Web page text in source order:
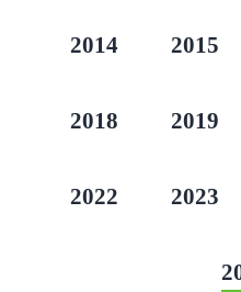
2014 2015
2018 2019
2022 2023